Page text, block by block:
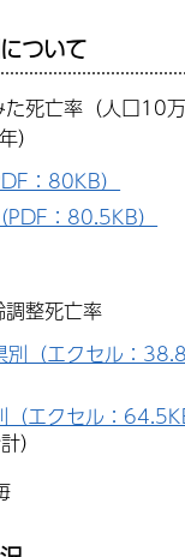
ついて
死亡率（人口10
）
：80KB）
PDF：80.5KB）
整死亡率
別（エクセル：
（エクセル：
）